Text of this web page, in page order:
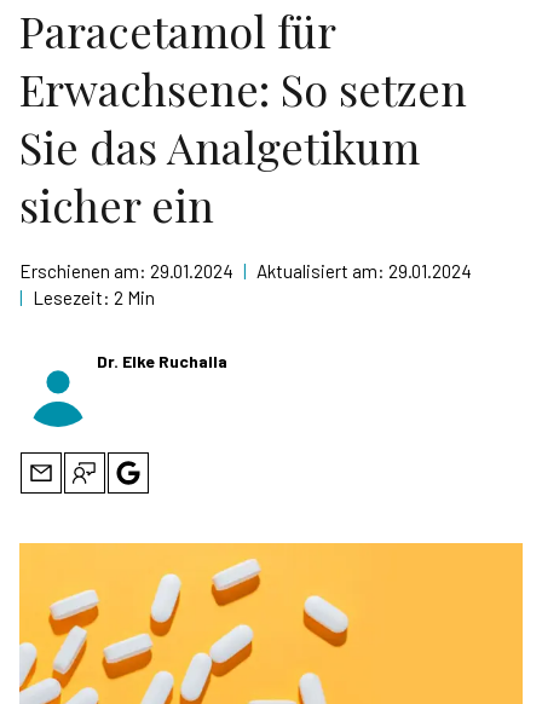
Paracetamol für
Erwachsene: So setzen
Sie das Analgetikum
sicher ein
Erschienen am: 29.01.2024 | Aktualisiert am: 29.01.2024
| Lesezeit: 2 Min
Dr. Elke Ruchalla